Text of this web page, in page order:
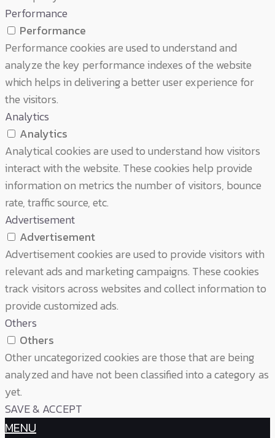
Performance
Performance
Performance cookies are used to understand and
analyze the key performance indexes of the website
which helps in delivering a better user experience for
the visitors.
Analytics
Analytics
Analytical cookies are used to understand how visitors
interact with the website. These cookies help provide
information on metrics the number of visitors, bounce
rate, traffic source, etc.
Advertisement
Advertisement
Advertisement cookies are used to provide visitors with
relevant ads and marketing campaigns. These cookies
track visitors across websites and collect information to
provide customized ads.
Others
Others
Other uncategorized cookies are those that are being
analyzed and have not been classified into a category as
yet.
SAVE & ACCEPT
MENU